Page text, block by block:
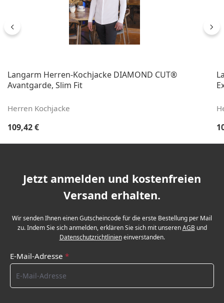
Langarm Herren-Kochjacke DIAMOND CUT®
Avantgarde, Slim Fit
Herren Kochjacke
Regulärer Preis:
109,42 €
Jetzt anmelden und kostenfreien
Versand erhalten.
Wir senden Ihnen einen Gutscheincode für die erste Bestellung per Mail
zu. Indem Sie sich anmelden, erklären Sie sich mit unserenAGBund
Datenschutzrichtlinieneinverstanden.
E-Mail-Adresse *